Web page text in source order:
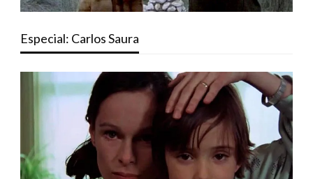
Especial: Carlos Saura